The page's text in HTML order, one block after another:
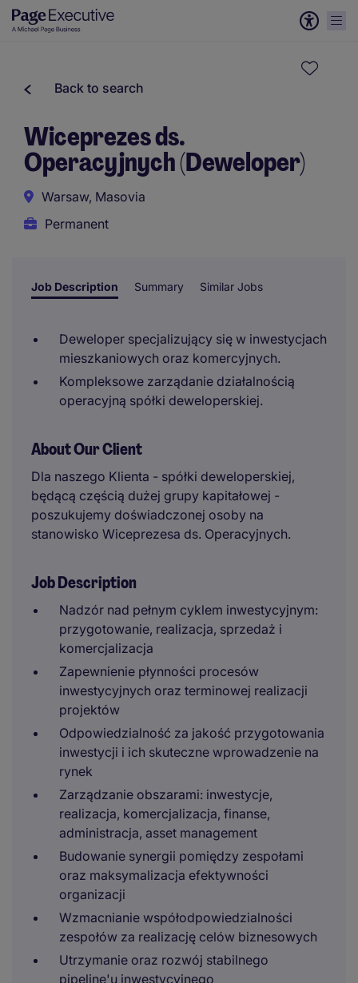
Back to search
Wiceprezes ds.
Operacyjnych (Deweloper)
Warsaw, Masovia
Permanent
Job Description Summary Similar Jobs
Deweloper specjalizujący się w inwestycjach
mieszkaniowych oraz komercyjnych.
Kompleksowe zarządanie działalnością
operacyjną spółki deweloperskiej.
About Our Client
Dla naszego Klienta - spółki deweloperskiej,
będącą częścią dużej grupy kapitałowej -
poszukujemy doświadczonej osoby na
stanowisko Wiceprezesa ds. Operacyjnych.
Job Description
Nadzór nad pełnym cyklem inwestycyjnym:
przygotowanie, realizacja, sprzedaż i
komercjalizacja
Zapewnienie płynności procesów
inwestycyjnych oraz terminowej realizacji
projektów
Odpowiedzialność za jakość przygotowania
inwestycji i ich skuteczne wprowadzenie na
rynek
Zarządzanie obszarami: inwestycje,
realizacja, komercjalizacja, finanse,
administracja, asset management
Budowanie synergii pomiędzy zespołami
oraz maksymalizacja efektywności
organizacji
Wzmacnianie współodpowiedzialności
zespołów za realizację celów biznesowych
Utrzymanie oraz rozwój stabilnego
pipeline'u inwestycyjnego